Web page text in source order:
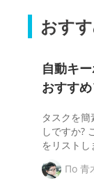
おす
自動キ
おすすめ
タスクを
しですか?
をリストし
По 青